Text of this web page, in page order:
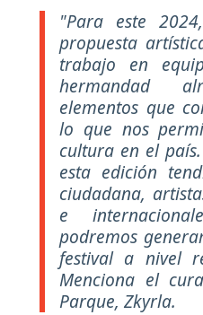
"Para este
propuesta
trabajo en
hermandad
elementos que
lo que nos
cultura en el
esta edición
ciudadana,
e
podremos
festival a nivel
Menciona el
Parque, Zkyrla.